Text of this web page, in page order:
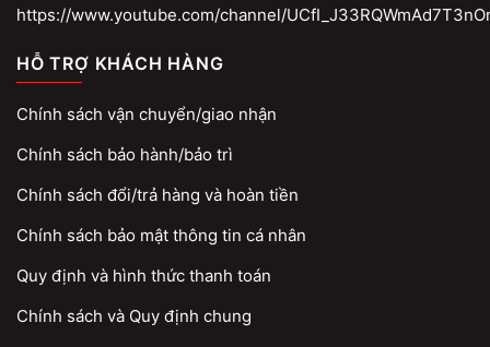
https://www.youtube.com/channel/
HỖ TRỢ KHÁCH HÀNG
Chính sách vận chuyển/giao nhận
Chính sách bảo hành/bảo trì
Chính sách đổi/trả hàng và hoàn tiền
Chính sách bảo mật thông tin cá nhân
Quy định và hình thức thanh toán
Chính sách và Quy định chung